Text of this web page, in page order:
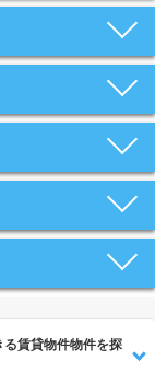
賃貸物件物件を探